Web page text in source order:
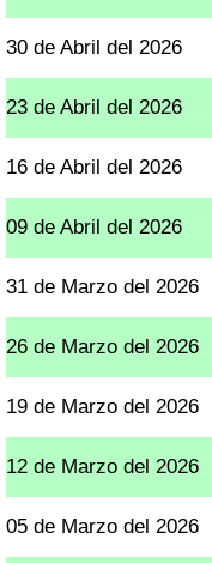
30 de Abril del 2026
23 de Abril del 2026
16 de Abril del 2026
09 de Abril del 2026
31 de Marzo del 2026
26 de Marzo del 2026
19 de Marzo del 2026
12 de Marzo del 2026
05 de Marzo del 2026